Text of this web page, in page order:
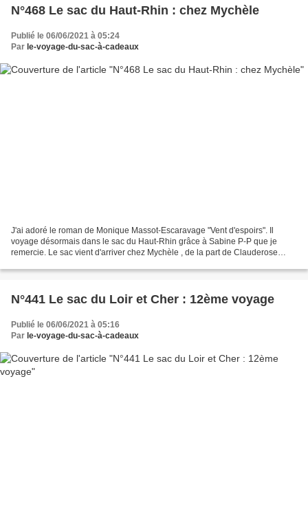
N°468 Le sac du Haut-Rhin : chez Mychèle
Publié le 06/06/2021 à 05:24
Par le-voyage-du-sac-à-cadeaux
J'ai adoré le roman de Monique Massot-Escaravage "Vent d'espoirs". Il
voyage désormais dans le sac du Haut-Rhin grâce à Sabine P-P que je
remercie. Le sac vient d'arriver chez Mychèle , de la part de Clauderose
N°441 Le sac du Loir et Cher : 12ème voyage
Publié le 06/06/2021 à 05:16
Par le-voyage-du-sac-à-cadeaux